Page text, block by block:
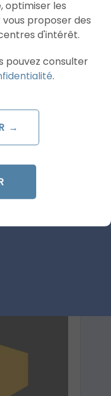
pour avoir des
avez besoin
en place ou la
optimiser les
proposer des
d'intérêt.
pouvez consulter
.
→